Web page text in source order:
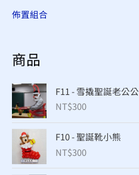
佈置組合
商品
F11 - 雪撬聖誕老公公
NT$300
F10 - 聖誕靴小熊
NT$300